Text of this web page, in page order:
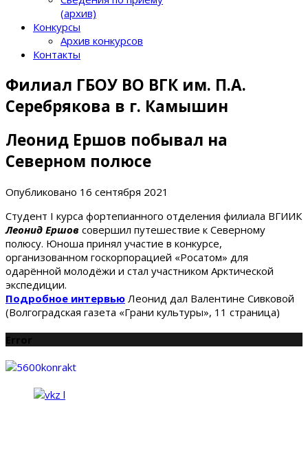
(архив)
Конкурсы
Архив конкурсов
Контакты
Филиал ГБОУ ВО ВГК им. П.А.
Серебрякова в г. Камышин
Леонид Ершов побывал на
Северном полюсе
Опубликовано 16 сентября 2021
Студент I курса фортепианного отделения филиала ВГИИК
Леонид Ершов совершил путешествие к Северному
полюсу. Юноша принял участие в конкурсе,
организованном госкорпорацией «Росатом» для
одарённой молодёжи и стал участником Арктической
экспедиции.
Подробное интервью Леонид дал Валентине Сивковой
(Волгоградская газета «Грани культуры», 11 страница)
Error